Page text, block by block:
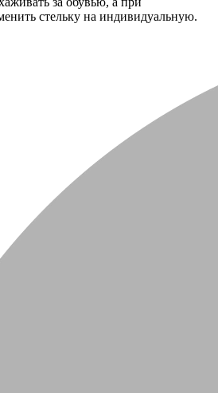
стельку на индивидуальную.